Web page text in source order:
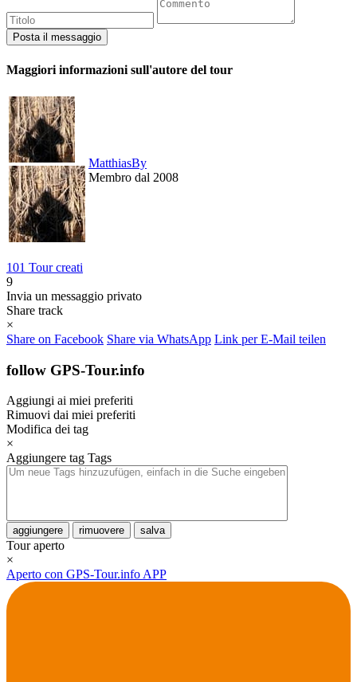
Maggiori informazioni sull'autore del tour
MatthiasBy
Membro dal 2008
101 Tour creati
9
Invia un messaggio privato
Share track
×
Share on Facebook Share via WhatsApp Link per E-Mail teilen
follow GPS-Tour.info
Aggiungi ai miei preferiti
Rimuovi dai miei preferiti
Modifica dei tag
×
Aggiungere tag Tags
aggiungere rimuovere salva
Tour aperto
×
Aperto con GPS-Tour.info APP